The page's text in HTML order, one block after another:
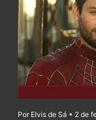
Por Elvis de Sá • 2 de